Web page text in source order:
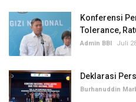
Konferensi
Tolerance,
Admin BBI Juli
Deklarasi
Burhanuddin